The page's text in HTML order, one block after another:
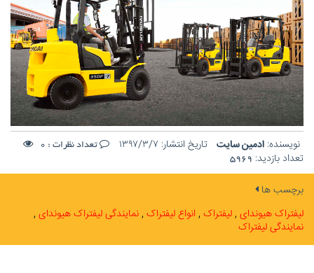
نویسنده: ادمین سایت تاریخ انتشار: ۱۳۹۷/۳/۷ تعداد نظرات : 0
تعداد بازدید: 5969
برچسب ها
لیفتراک هیوندای لیفتراک انواع لیفتراک نمایندگی لیفتراک هیوندای
نمایندگی لیفتراک